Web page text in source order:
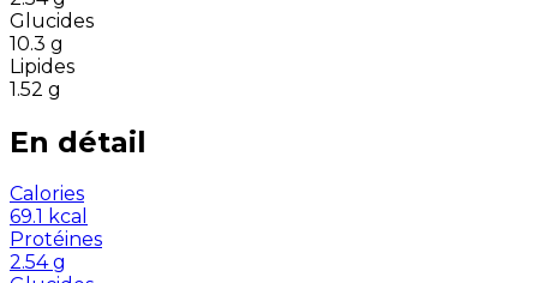
Glucides
10.3 g
Lipides
1.52 g
En détail
Calories
69.1 kcal
Protéines
2.54 g